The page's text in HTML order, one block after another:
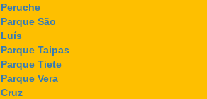
Peruche
Parque São
Luís
Parque Taipas
Parque Tiete
Parque Vera
Cruz